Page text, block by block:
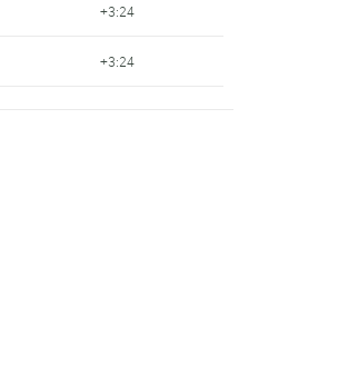
+3:24
+3:24